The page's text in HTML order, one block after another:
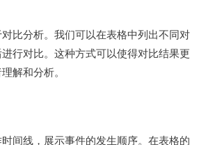
比分析。我们可以在表格中列出不同对
行对比。这种方式可以使得对比结果更
解和分析。
间线，展示事件的发生顺序。在表格的